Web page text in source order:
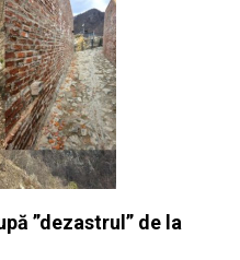
”dezastrul” de la